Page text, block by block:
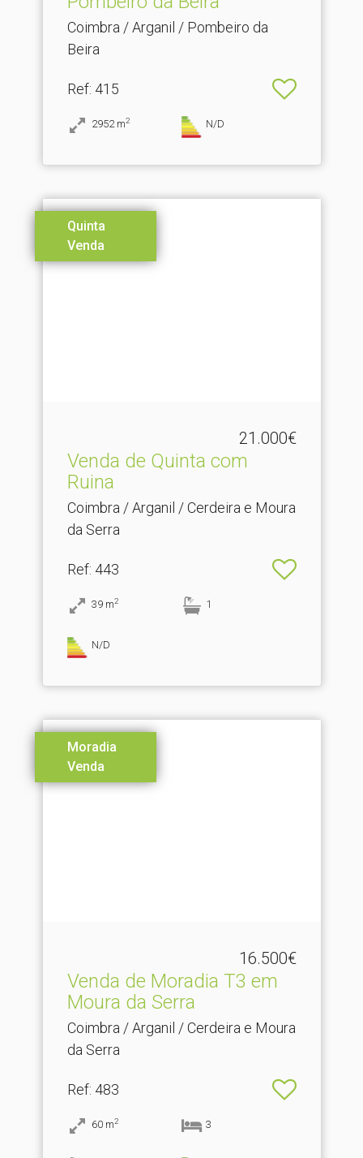
Coimbra / Arganil / Pombeiro da
Beira
Ref: 415
2952 m2 N/D
Quinta
Venda
21.000€
Venda de Quinta com
Ruina
Coimbra / Arganil / Cerdeira e Moura
da Serra
Ref: 443
39 m2 1
N/D
Moradia
Venda
16.500€
Venda de Moradia T3 em
Moura da Serra
Coimbra / Arganil / Cerdeira e Moura
da Serra
Ref: 483
60 m2 3